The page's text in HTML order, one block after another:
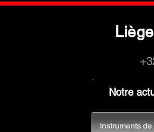
Liège
Notre
Instruments